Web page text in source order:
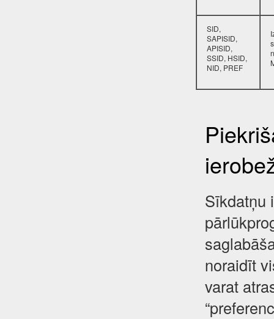
SID,
SAPISID,
APISID,
SSID, HSID,
NID, PREF
Sīkdatņu
noraidīt
varat